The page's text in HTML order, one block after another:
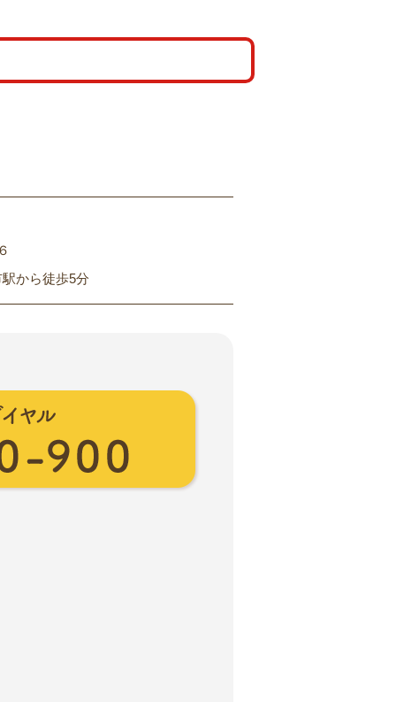
から徒歩5分